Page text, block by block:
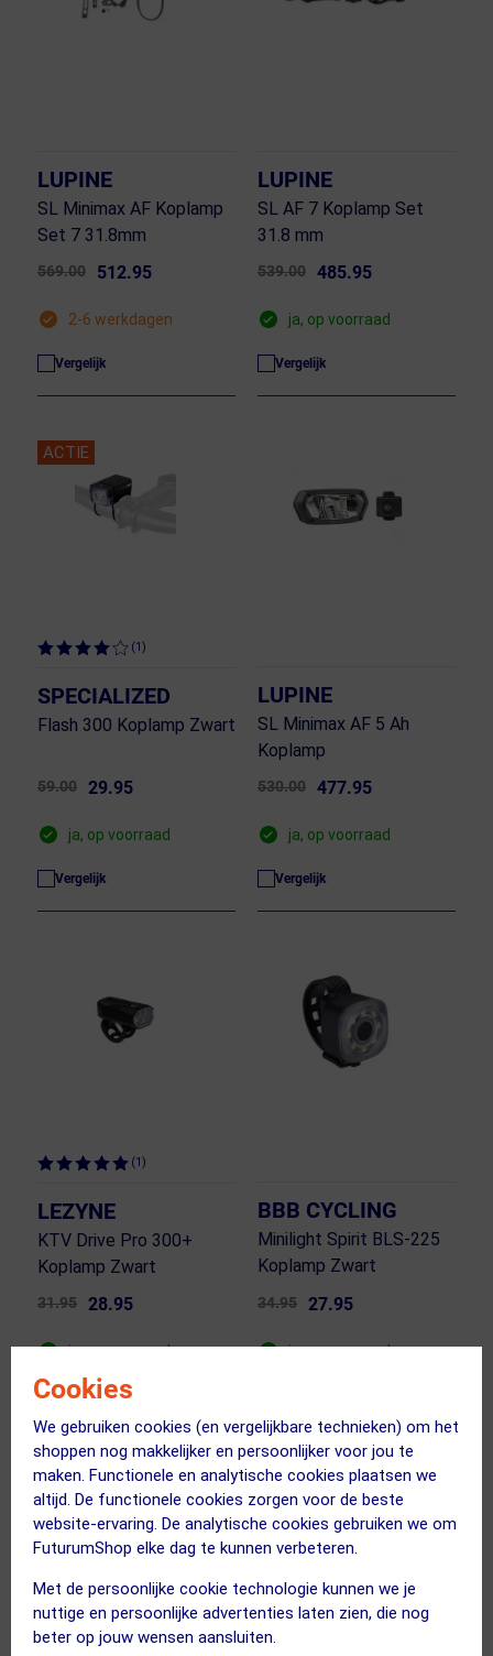
Cookies
We gebruiken cookies (en vergelijkbare technieken) om het
shoppen nog makkelijker en persoonlijker voor jou te
maken. Functionele en analytische cookies plaatsen we
altijd. De functionele cookies zorgen voor de beste
website-ervaring. De analytische cookies gebruiken we om
FuturumShop elke dag te kunnen verbeteren.
Met de persoonlijke cookie technologie kunnen we je
nuttige en persoonlijke advertenties laten zien, die nog
beter op jouw wensen aansluiten.
LUPINE
SL Minimax AF Koplamp
Set 7 31.8mm
569.00 512.95
2-6 werkdagen
Vergelijk
LUPINE
SL AF 7 Koplamp Set
31.8 mm
539.00 485.95
ja, op voorraad
Vergelijk
ACTIE
(1)
SPECIALIZED
Flash 300 Koplamp Zwart
59.00 29.95
ja, op voorraad
Vergelijk
LUPINE
SL Minimax AF 5 Ah
Koplamp
530.00 477.95
ja, op voorraad
Vergelijk
(1)
LEZYNE
KTV Drive Pro 300+
Koplamp Zwart
31.95 28.95
ja, op voorraad
Vergelijk
BBB CYCLING
Minilight Spirit BLS-225
Koplamp Zwart
34.95 27.95
ja, op voorraad